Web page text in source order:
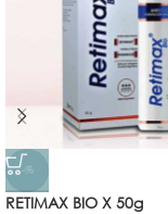
-%
RETIMAX BIO X 50g